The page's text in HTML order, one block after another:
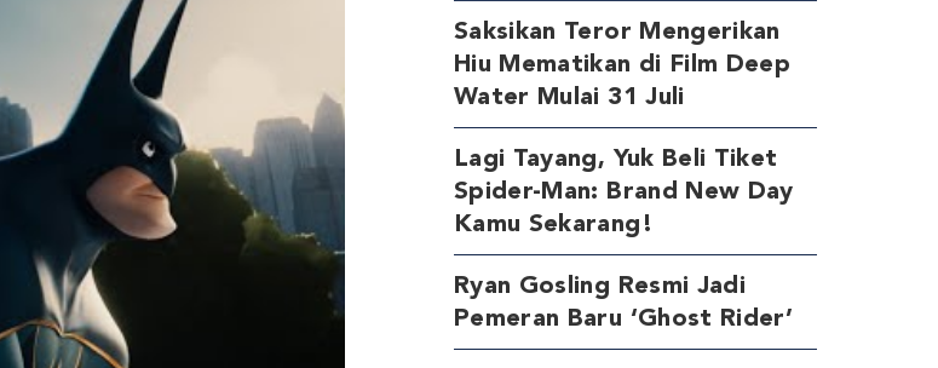
Saksikan Teror Mengerikan
Hiu Mematikan di Film Deep
Water Mulai 31 Juli
Lagi Tayang, Yuk Beli Tiket
Spider-Man: Brand New Day
Kamu Sekarang!
Ryan Gosling Resmi Jadi
Pemeran Baru ‘Ghost Rider’